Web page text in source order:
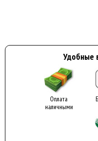
Удобные
Оплата
наличными